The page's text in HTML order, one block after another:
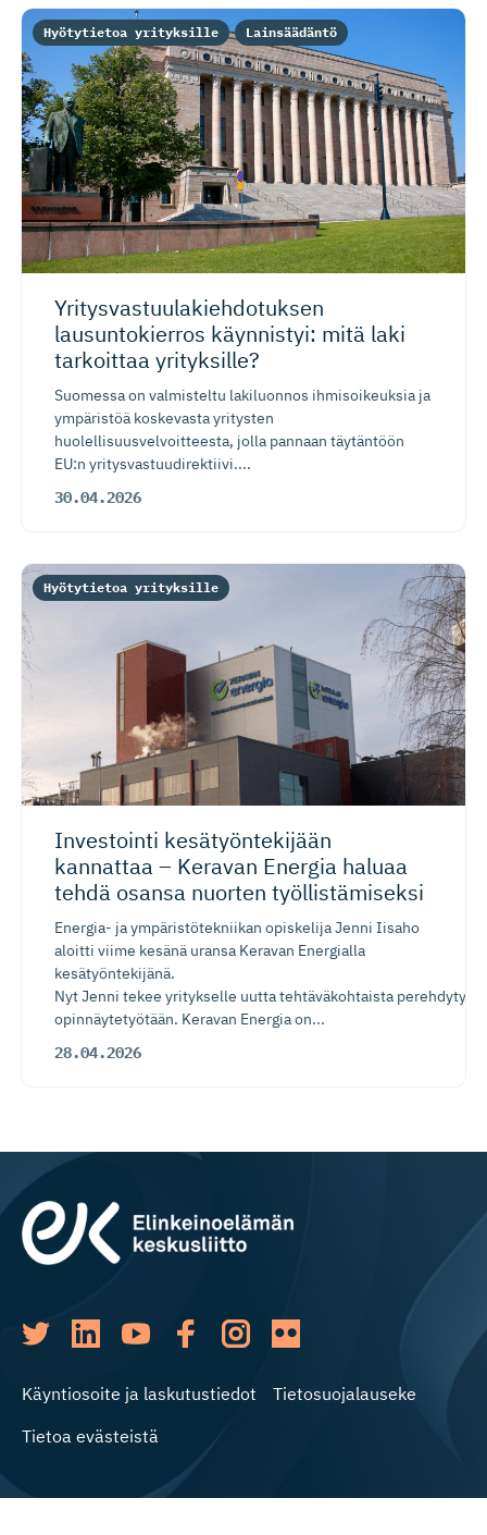
Yritysvas­tuu­la­kieh­do­tuksen
lausuntokierros käynnistyi: mitä laki
tarkoittaa yrityksille?
Suomessa on valmisteltu lakiluonnos ihmisoikeuksia ja
ympäristöä koskevasta yritysten
huolellisuusvelvoitteesta, jolla pannaan täytäntöön
EU:n yritysvastuudirektiivi....
30.04.2026
Hyötytietoa yrityksille Lainsäädäntö
Investointi kesätyönte­kijään
kannattaa – Keravan Energia haluaa
tehdä osansa nuorten työllistä­miseksi
Energia- ja ympäristötekniikan opiskelija Jenni Iisaho
aloitti viime kesänä uransa Keravan Energialla
kesätyöntekijänä.
Nyt Jenni tekee yritykselle uutta tehtäväkohtaista
opinnäytetyötään. Keravan Energia on...
28.04.2026
Hyötytietoa yrityksille
Käyntiosoite ja laskutustiedot
Tietosuojalauseke
Tietoa evästeistä